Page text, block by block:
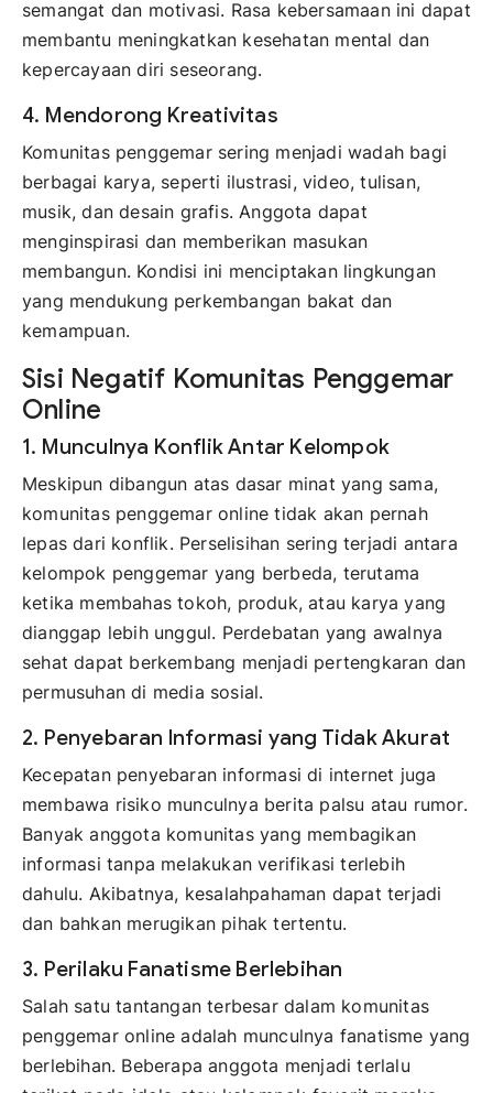
semangat dan motivasi. Rasa kebersamaan ini dapat
membantu meningkatkan kesehatan mental dan
kepercayaan diri seseorang.
4. Mendorong Kreativitas
Komunitas penggemar sering menjadi wadah bagi
berbagai karya, seperti ilustrasi, video, tulisan,
musik, dan desain grafis. Anggota dapat
menginspirasi dan memberikan masukan
membangun. Kondisi ini menciptakan lingkungan
yang mendukung perkembangan bakat dan
kemampuan.
Sisi Negatif Komunitas Penggemar
Online
1. Munculnya Konflik Antar Kelompok
Meskipun dibangun atas dasar minat yang sama,
komunitas penggemar online tidak akan pernah
lepas dari konflik. Perselisihan sering terjadi antara
kelompok penggemar yang berbeda, terutama
ketika membahas tokoh, produk, atau karya yang
dianggap lebih unggul. Perdebatan yang awalnya
sehat dapat berkembang menjadi pertengkaran dan
permusuhan di media sosial.
2. Penyebaran Informasi yang Tidak Akurat
Kecepatan penyebaran informasi di internet juga
membawa risiko munculnya berita palsu atau rumor.
Banyak anggota komunitas yang membagikan
informasi tanpa melakukan verifikasi terlebih
dahulu. Akibatnya, kesalahpahaman dapat terjadi
dan bahkan merugikan pihak tertentu.
3. Perilaku Fanatisme Berlebihan
Salah satu tantangan terbesar dalam komunitas
penggemar online adalah munculnya fanatisme yang
berlebihan. Beberapa anggota menjadi terlalu